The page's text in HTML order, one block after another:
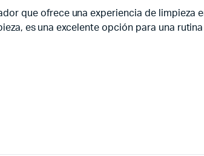
que ofrece una experiencia de
es una excelente opción para una